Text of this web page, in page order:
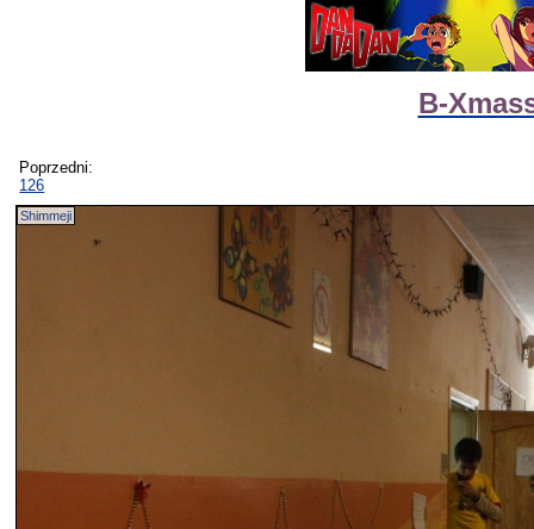
B-
Poprzedni:
126
Shimmeji